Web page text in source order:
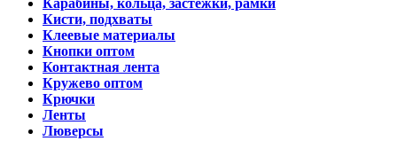
Кисти, подхваты
Клеевые материалы
Кнопки оптом
Контактная лента
Кружево оптом
Крючки
Ленты
Люверсы